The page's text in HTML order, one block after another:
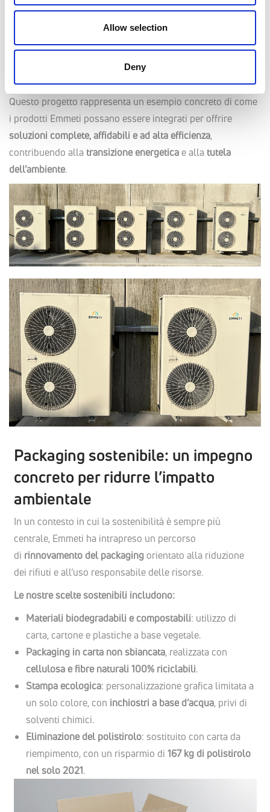
Allow selection
Deny
consente la continuità operativa anche durante interventi
di manutenzione o in caso di fermo parziale.
Facilità di installazione e manutenzione
modularità e alla compatibilità dei componenti.
Questo progetto rappresenta un esempio concreto di come
i prodotti Emmeti possano essere integrati per offrire
soluzioni complete, affidabili e ad alta efficienza,
contribuendo alla transizione energetica e alla tutela
dell’ambiente.
Packaging sostenibile: un impegno
concreto per ridurre l’impatto
ambientale
In un contesto in cui la sostenibilità è sempre più
centrale, Emmeti ha intrapreso un percorso
di rinnovamento del packagingorientato alla riduzione
dei rifiuti e all’uso responsabile delle risorse.
Le nostre scelte sostenibili includono:
Materiali biodegradabili e compostabili: utilizzo di
carta, cartone e plastiche a base vegetale.
Packaging in carta non sbiancata, realizzata con
cellulosa e fibre naturali 100% riciclabili.
Stampa ecologica: personalizzazione grafica limitata a
un solo colore, con inchiostri a base d’acqua, privi di
solventi chimici.
Eliminazione del polistirolo: sostituito con carta da
riempimento, con un risparmio di 167 kg di polistirolo
nel solo 2021.